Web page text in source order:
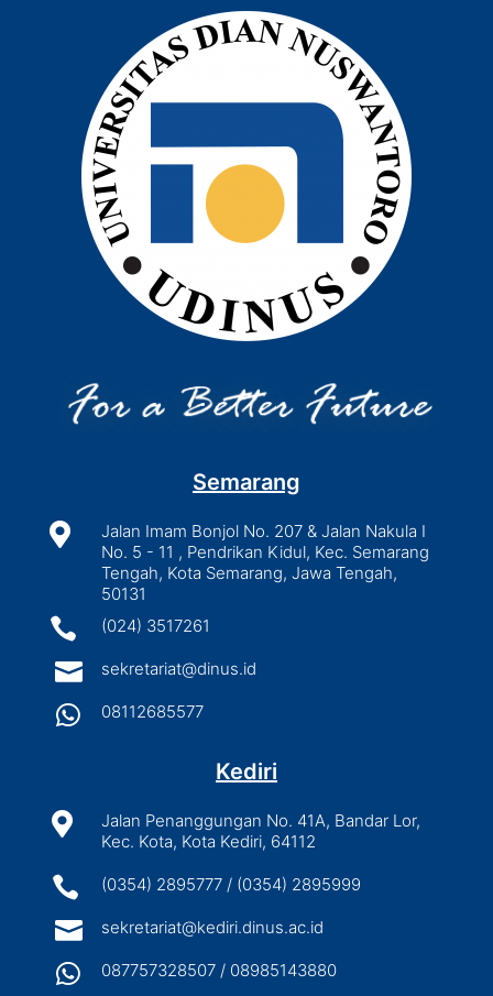
Semarang

Jalan Imam Bonjol No. 207 & Jalan Nakula I
No. 5 - 11 , Pendrikan Kidul, Kec. Semarang
Tengah, Kota Semarang, Jawa Tengah,
50131
 (024) 3517261
 sekretariat@dinus.id
 08112685577
Kediri

Jalan Penanggungan No. 41A, Bandar Lor,
Kec. Kota, Kota Kediri, 64112
 (0354) 2895777 / (0354) 2895999
 sekretariat@kediri.dinus.ac.id
 087757328507 / 08985143880